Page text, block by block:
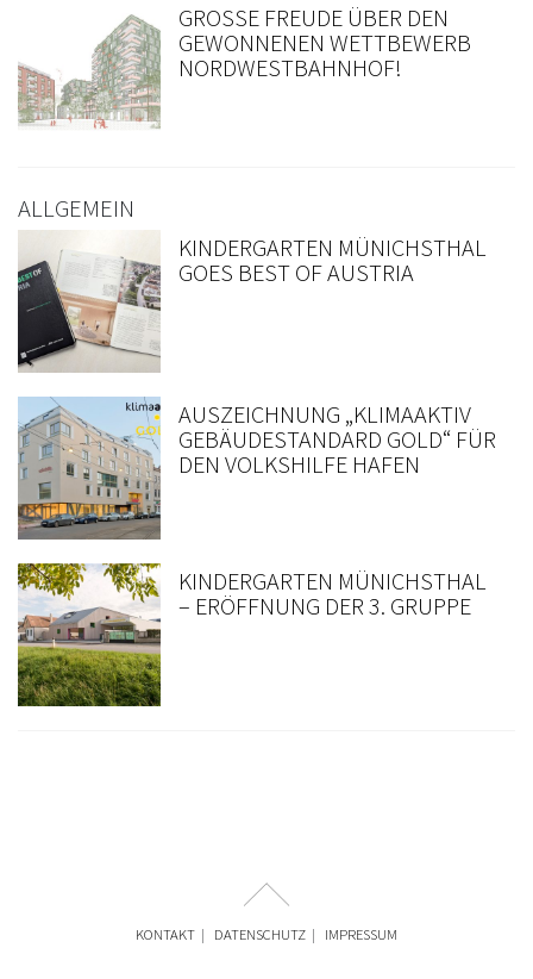
GROSSE FREUDE ÜBER DEN G
EWONNENEN WETTBEWERB N
ORDWESTBAHNHOF!
ALLGEMEIN
KINDERGARTEN MÜNICHSTHAL
GOES BEST OF AUSTRIA
AUSZEICHNUNG „KLIMAAKTIV
GEBÄUDESTANDARD GOLD“ FÜR
DEN VOLKSHILFE HAFEN
KINDERGARTEN MÜNICHSTHAL
– ERÖFFNUNG DER 3. GRUPPE
KONTAKT DATENSCHUTZ IMPRESSUM